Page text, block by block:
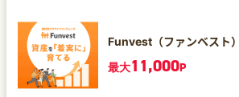
Funvest（ファンベスト）
最大11,000P